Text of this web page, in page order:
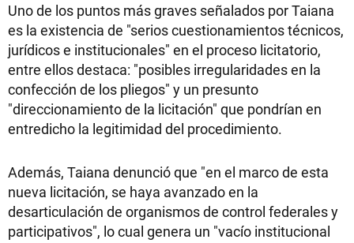
Uno de los puntos más graves señalados por Taiana
es la existencia de "serios cuestionamientos técnicos,
jurídicos e institucionales" en el proceso licitatorio,
entre ellos destaca: "posibles irregularidades en la
confección de los pliegos" y un presunto
"direccionamiento de la licitación" que pondrían en
entredicho la legitimidad del procedimiento.
Además, Taiana denunció que "en el marco de esta
nueva licitación, se haya avanzado en la
desarticulación de organismos de control federales y
participativos", lo cual genera un "vacío institucional